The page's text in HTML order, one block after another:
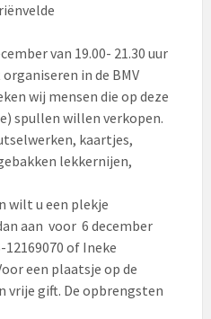
van 19.00- 21.30 uur
in de BMV
wij mensen die op deze
spullen willen verkopen.
kaartjes,
lekkernijen,
wilt u een plekje
aan voor 6 december
12169070 of Ineke
een plaatsje op de
vrije gift. De opbrengsten